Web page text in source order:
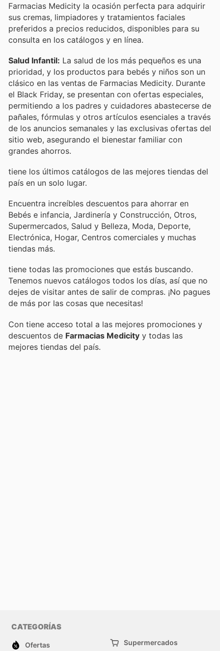
Farmacias Medicity la ocasión perfecta para adquirir
sus cremas, limpiadores y tratamientos faciales
preferidos a precios reducidos, disponibles para su
consulta en los catálogos y en línea.
Salud Infantil: La salud de los más pequeños es una
prioridad, y los productos para bebés y niños son un
clásico en las ventas de Farmacias Medicity. Durante
el Black Friday, se presentan con ofertas especiales,
permitiendo a los padres y cuidadores abastecerse de
pañales, fórmulas y otros artículos esenciales a través
de los anuncios semanales y las exclusivas ofertas del
sitio web, asegurando el bienestar familiar con
grandes ahorros.
tiene los últimos catálogos de las mejores tiendas del
país en un solo lugar.
Encuentra increíbles descuentos para ahorrar en
Bebés e infancia, Jardinería y Construcción, Otros,
Supermercados, Salud y Belleza, Moda, Deporte,
Electrónica, Hogar, Centros comerciales y muchas
tiendas más.
tiene todas las promociones que estás buscando.
Tenemos nuevos catálogos todos los días, así que no
dejes de visitar antes de salir de compras. ¡No pagues
de más por las cosas que necesitas!
Con tiene acceso total a las mejores promociones y
descuentos de Farmacias Medicity y todas las
mejores tiendas del país.
CATEGORÍAS
Ofertas Supermercados